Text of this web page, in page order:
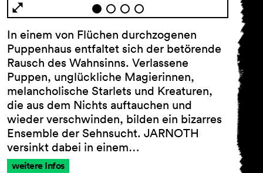
AGB
Impressum
Datenschutz
Barrierefreiheitserklärung
In einem von Flüchen durchzogenen
Puppenhaus entfaltet sich der betörende
Rausch des Wahnsinns. Verlassene
Puppen, unglückliche Magierinnen,
melancholische Starlets und Kreaturen,
die aus dem Nichts auftauchen und
wieder verschwinden, bilden ein bizarres
Ensemble der Sehnsucht. JARNOTH
versinkt dabei in einem…
weitere Infos